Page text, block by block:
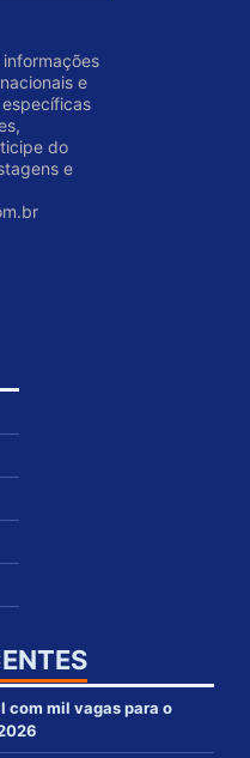
e
do
e
com mil vagas para o